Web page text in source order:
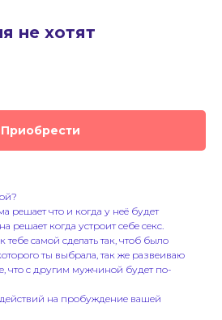
не хотят
Приобрести
решает что и когда у неё будет
решает когда устроит себе секс.
самой сделать так, чтоб было
ты выбрала, так же развеиваю
что с другим мужчиной будет по-
на пробуждение вашей